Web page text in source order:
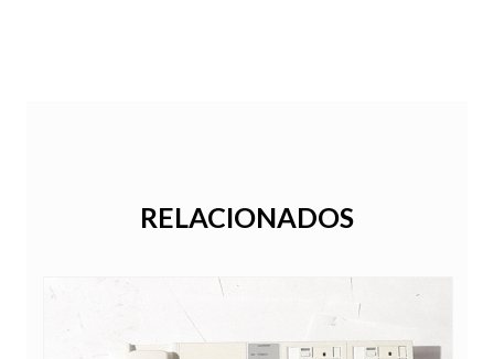
RELACIONADOS